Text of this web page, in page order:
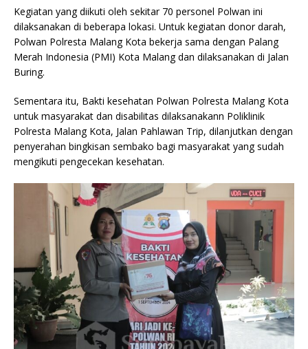
Kegiatan yang diikuti oleh sekitar 70 personel Polwan ini
dilaksanakan di beberapa lokasi. Untuk kegiatan donor darah,
Polwan Polresta Malang Kota bekerja sama dengan Palang
Merah Indonesia (PMI) Kota Malang dan dilaksanakan di Jalan
Buring.
Sementara itu, Bakti kesehatan Polwan Polresta Malang Kota
untuk masyarakat dan disabilitas dilaksanakann Poliklinik
Polresta Malang Kota, Jalan Pahlawan Trip, dilanjutkan dengan
penyerahan bingkisan sembako bagi masyarakat yang sudah
mengikuti pengecekan kesehatan.